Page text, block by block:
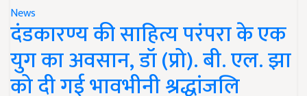
News
दंडकारण्य की साहित्य परंपरा के एक
युग का अवसान, डॉ (प्रो). बी. एल. झा
को दी गई भावभीनी श्रद्धांजलि